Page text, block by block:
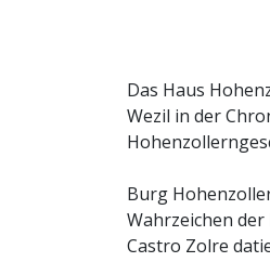
Das Haus
Wezil in der
Burg
Wahrzeichen
Castro Zolre